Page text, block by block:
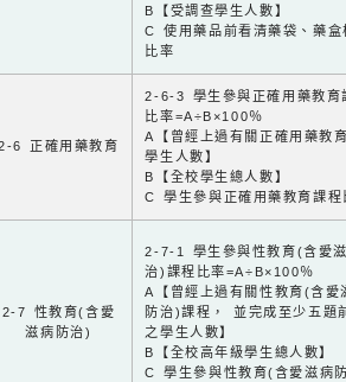
B【受調查學生人數】
C 使用藥品前看清藥袋、藥盒
比率
6 正確用藥教育
2-6-3 學生參與正確用藥教育
比率=A÷B×100％
A【曾經上過有關正確用藥教
學生人數】
B【全校學生總人數】
C 學生參與正確用藥教育課程
2-7 性教育(含愛
滋病防治)
2-7-1 學生參與性教育(含愛
治)課程比率=A÷B×100％
A【曾經上過有關性教育(含愛
防治)課程， 並完成至少五題
之學生人數】
B【全校高年級學生總人數】
C 學生參與性教育(含愛滋病